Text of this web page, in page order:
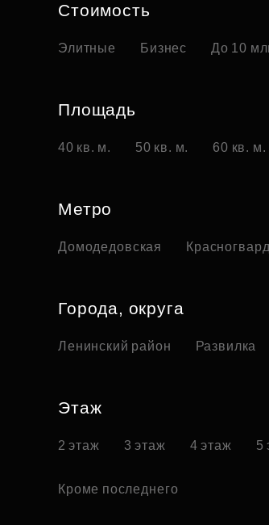
Стоимость
Элитные Бизнес До 10
Площадь
40 кв. м. 50 кв. м. 60 кв. м.
Метро
Домодедовская
Города, округа
Ленинский район Развилка
Этаж
2 этаж 3 этаж 4 этаж 5
Кроме последнего